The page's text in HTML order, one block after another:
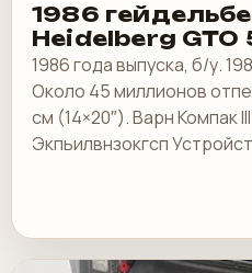
1986
Heidelberg GTO
1986 года выпуска, б/у.
Около 45 миллионов
см (14×20″). Варн Компак
Экпьилвнзокгсп